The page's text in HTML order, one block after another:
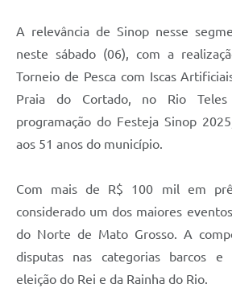
A relevância de Sinop nesse
neste sábado (06), com a
Torneio de Pesca com Iscas
Praia do Cortado, no Rio
programação do Festeja Sinop
aos 51 anos do município.
Com mais de R$ 100 mil em
considerado um dos maiores
do Norte de Mato Grosso. A
disputas nas categorias barcos e
eleição do Rei e da Rainha do Rio.